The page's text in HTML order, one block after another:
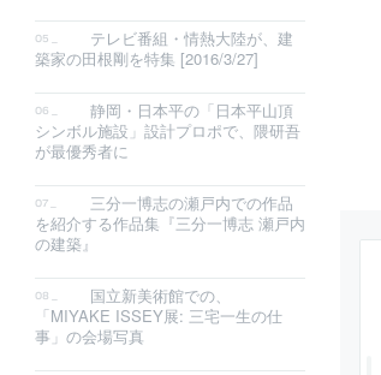
テレビ番組・情熱大陸が、建
築家の田根剛を特集 [2016/3/27]
静岡・日本平の「日本平山頂
シンボル施設」設計プロポで、隈研吾
が最優秀者に
三分一博志の瀬戸内での作品
を紹介する作品集『三分一博志 瀬戸内
の建築』
国立新美術館での、
「MIYAKE ISSEY展: 三宅一生の仕
事」の会場写真